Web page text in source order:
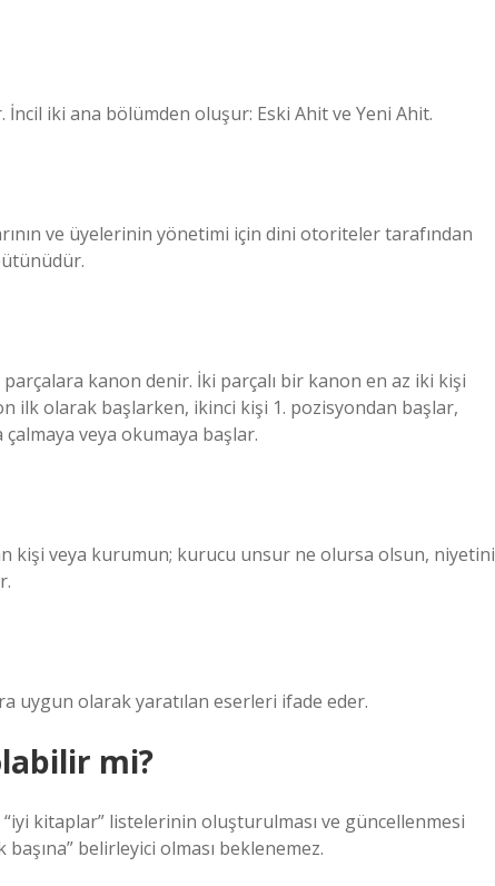
İncil iki ana bölümden oluşur: Eski Ahit ve Yeni Ahit.
ve üyelerinin yönetimi için dini otoriteler tarafından
kanon denir. İki parçalı bir kanon en az iki kişi
ilk olarak başlarken, ikinci kişi 1. pozisyondan başlar,
çalmaya veya okumaya başlar.
kişi veya kurumun; kurucu unsur ne olursa olsun, niyetini
uygun olarak yaratılan eserleri ifade eder.
mi?
kitaplar” listelerinin oluşturulması ve güncellenmesi
belirleyici olması beklenemez.